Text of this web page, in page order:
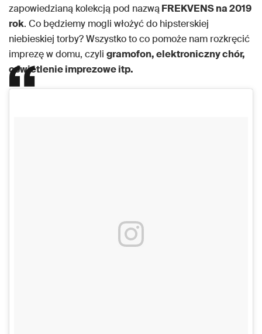
zapowiedzianą kolekcją pod nazwąFREKVENS na 2019
rok. Co będziemy mogli włożyć do hipsterskiej
niebieskiej torby? Wszystko to co pomoże nam rozkręcić
imprezę w domu, czyli gramofon, elektroniczny chór,
oświetlenie imprezowe itp.